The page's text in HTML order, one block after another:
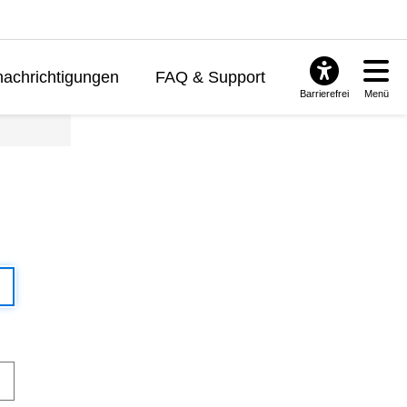
FAQ & Support
Barrierefrei Menü